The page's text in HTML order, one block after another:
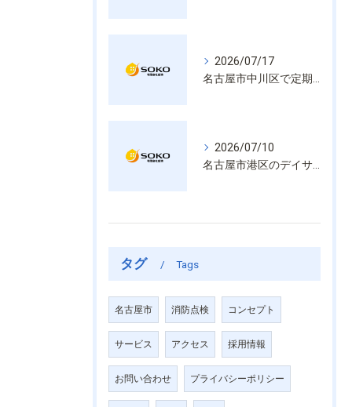
2026/07/17
2026/07/10
タグ Tags
名古屋市 消防点検 コンセプト
サービス アクセス 採用情報
お問い合わせ プライバシーポリシー